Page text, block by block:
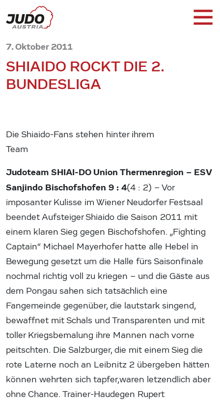
7. Oktober 2011
SHIAIDO ROCKT DIE 2.
BUNDESLIGA
Die Shiaido-Fans stehen hinter ihrem
Team
Judoteam SHIAI-DO Union Thermenregion – ESV
Sanjindo Bischofshofen 9 : 4(4 : 2) – Vor
imposanter Kulisse im Wiener Neudorfer Festsaal
beendet Aufsteiger Shiaido die Saison 2011 mit
einem klaren Sieg gegen Bischofshofen. „Fighting
Captain“ Michael Mayerhofer hatte alle Hebel in
Bewegung gesetzt um die Halle fürs Saisonfinale
nochmal richtig voll zu kriegen – und die Gäste aus
dem Pongau sahen sich tatsächlich eine
Fangemeinde gegenüber, die lautstark singend,
bewaffnet mit Schals und Transparenten und mit
toller Kriegsbemalung ihre Mannen nach vorne
peitschten. Die Salzburger, die mit einem Sieg die
rote Laterne noch an Leibnitz 2 übergeben hätten
können wehrten sich tapfer,waren letzendlich aber
ohne Chance. Trainer-Haudegen Rupert